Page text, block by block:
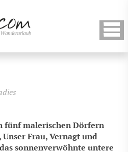
fünf malerischen Dörfern
Frau, Vernagt und
sonnenverwöhnte untere